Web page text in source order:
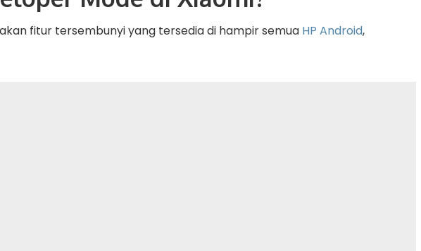
fitur tersembunyi yang tersedia di hampir semua HP Android,